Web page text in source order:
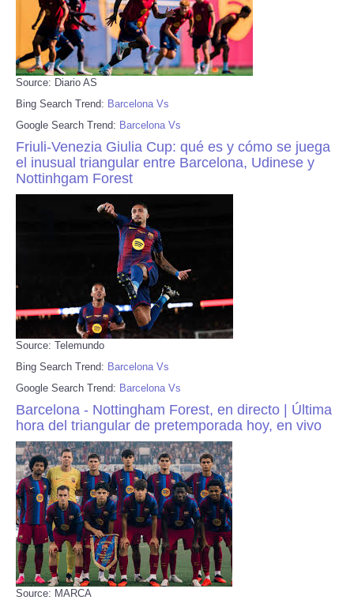
Source: Diario AS
Bing Search Trend: Barcelona Vs
Google Search Trend: Barcelona Vs
Friuli-Venezia Giulia Cup: qué es y cómo se juega
el inusual triangular entre Barcelona, Udinese y
Nottinhgam Forest
Source: Telemundo
Bing Search Trend: Barcelona Vs
Google Search Trend: Barcelona Vs
Barcelona - Nottingham Forest, en directo | Última
hora del triangular de pretemporada hoy, en vivo
Source: MARCA